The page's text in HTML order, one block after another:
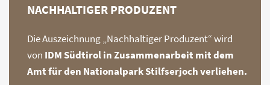
NACHHALTIGER PRODUZENT
Die Auszeichnung „Nachhaltiger Produzent“ wird
von IDM Südtirol in Zusammenarbeit mit dem
Amt für den Nationalpark Stilfserjoch verliehen.